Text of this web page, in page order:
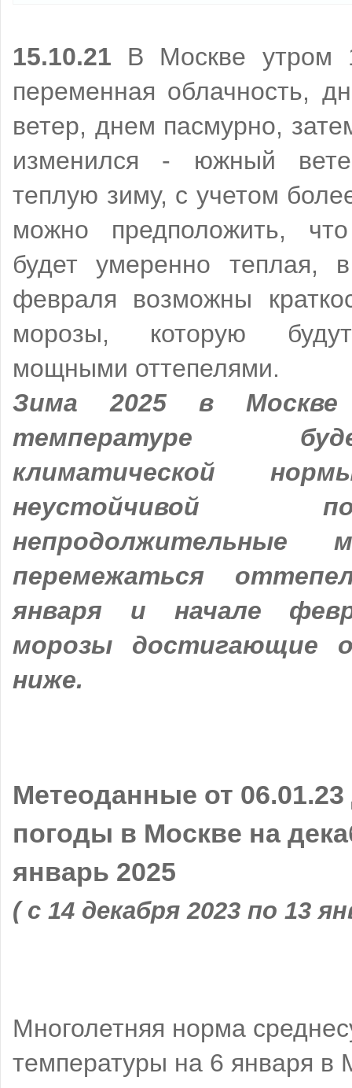
15.10.21 В Москве утром
переменная облачность,
ветер, днем пасмурно,
изменился - южный
теплую зиму, с учетом
можно предположить,
будет умеренно теплая,
февраля возможны
морозы, которую
мощными оттепелями.
Зима 2025 в
температуре
климатической
неустойчивой
непродолжительные
перемежаться
января и начале
морозы достигающие
ниже.
Метеоданные от
погоды в Москве на
январь 2025
( с 14 декабря 2023 по 13
Многолетняя норма
температуры на 6 января в